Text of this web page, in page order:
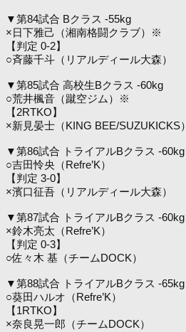
▼第84試合 Bクラス -55kg
×日下雅己（湘南格闘クラブ）※
【判定 0-2】
○斉藤千斗（リアルディール大森）
▼第85試合 高校生Bクラス -60kg
○荒井楓音（蹴空ジム）※
【2RTKO】
×新見晏士（KING BEE/SUZUKICKS）
▼第86試合 トライアルBクラス -60kg
○吉田怜央（Refre’K）
【判定 3-0】
×濱口征吾（リアルディール大森）
▼第87試合 トライアルBクラス -60kg
×鈴木亮太（Refre’K）
【判定 0-3】
○佐々木 基（チームDOCK）
▼第88試合 トライアルBクラス -65kg
○葵田ハルオ（Refre’K）
【1RTKO】
×奈良晃一郎（チームDOCK）